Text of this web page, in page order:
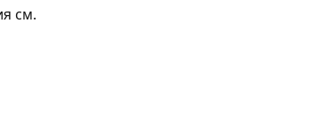
см.